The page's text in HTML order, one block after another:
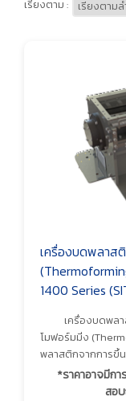
เรียงตาม :
เครื่องบดพลาส
1400 Series
เครื่องบดพล
โมฟอร์มมิ่ง
พลาสติกจากการขึ้
*ราคาอาจมีก
สอ